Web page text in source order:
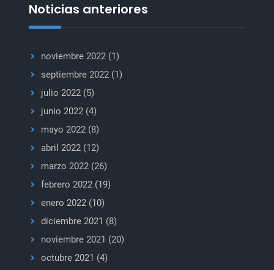
Noticias anteriores
noviembre 2022(1)
septiembre 2022(1)
julio 2022(5)
junio 2022(4)
mayo 2022(8)
abril 2022(12)
marzo 2022(26)
febrero 2022(19)
enero 2022(10)
diciembre 2021 (8)
noviembre 2021 (20)
octubre 2021 (4)